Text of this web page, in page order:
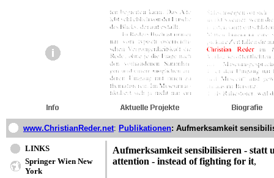
www.ChristianReder.net: Publikationen: Aufmerksamkeit
LINKS
Springer Wien New
York
Aufmerksamkeit sensibilisieren - statt
attention - instead of fighting for it,